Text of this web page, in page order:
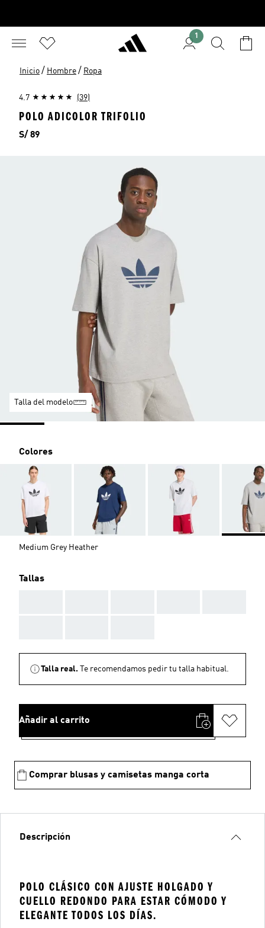
1
Inicio / Hombre / Ropa
4.7 (39)
POLO ADICOLOR TRIFOLIO
Precio
S/ 89
Talla del modelo
Colores
Medium Grey Heather
Tallas
Talla real. Te recomendamos pedir tu talla habitual.
Añadir al carrito
Comprar blusas y camisetas manga corta
Descripción
POLO CLÁSICO CON AJUSTE HOLGADO Y
CUELLO REDONDO PARA ESTAR CÓMODO Y
ELEGANTE TODOS LOS DÍAS.